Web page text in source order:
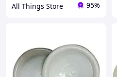
All Things Store 95%